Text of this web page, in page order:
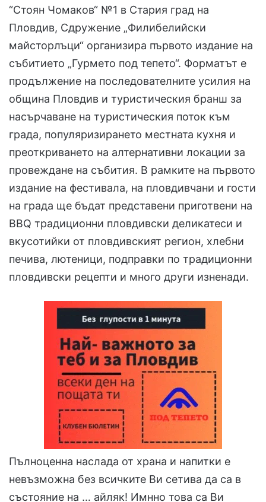
“Стоян Чомаков“ №1 в Стария град на
Пловдив, Сдружение „Филибелийски
майсторлъци“ организира първото издание на
събитието „Гурмето под тепето“. Форматът е
продължение на последователните усилия на
община Пловдив и туристическия бранш за
насърчаване на туристическия поток към
града, популяризирането местната кухня и
преоткриването на алтернативни локации за
провеждане на събития. В рамките на първото
издание на фестивала, на пловдивчани и гости
на града ще бъдат представени приготвени на
BBQ традиционни пловдивски деликатеси и
вкусотийки от пловдивският регион, хлебни
печива, лютеници, подправки по традиционни
пловдивски рецепти и много други изненади.
Пълноценна наслада от храна и напитки е
невъзможна без всичките Ви сетива да са в
състояние на … айляк! Имнно това са Ви